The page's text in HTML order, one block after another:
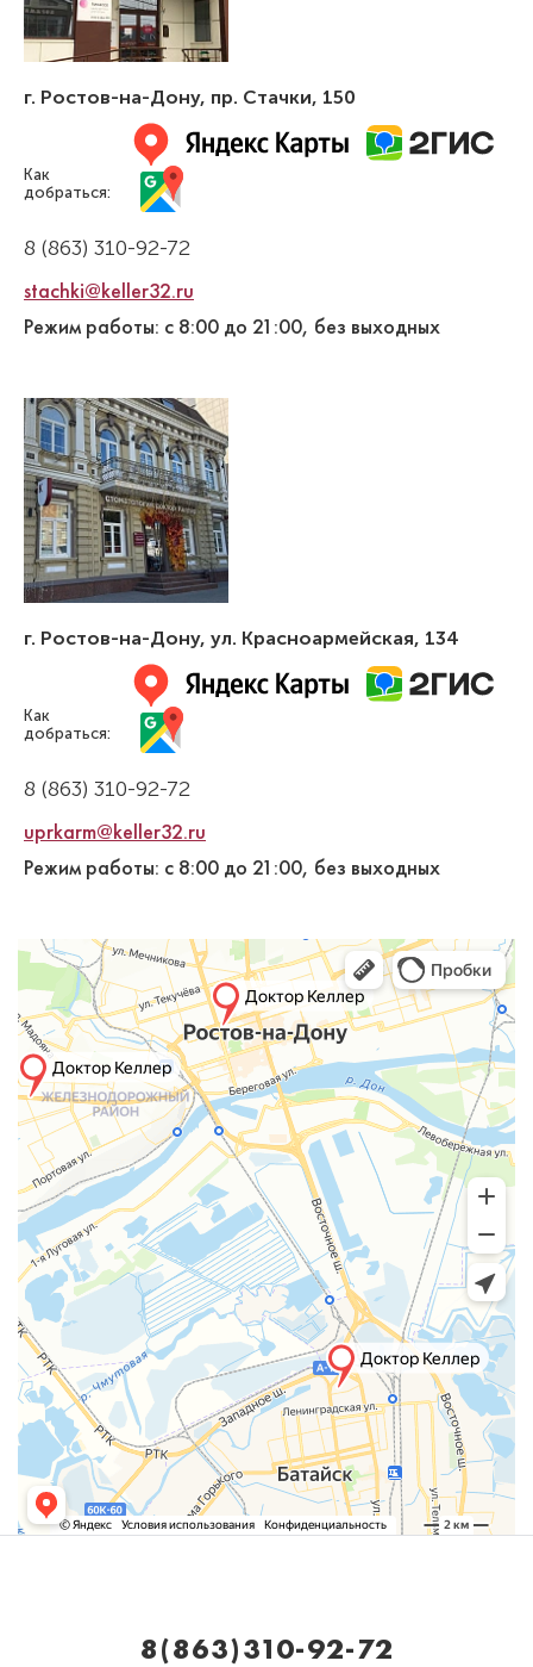
г. Ростов-на-Дону, пр. Стачки, 150
Как
добраться:
8 (863) 310-92-72
stachki@keller32.ru
Режим работы: с 8:00 до 21:00, без выходных
г. Ростов-на-Дону, ул. Красноармейская, 134
Как
добраться:
8 (863) 310-92-72
uprkarm@keller32.ru
Режим работы: с 8:00 до 21:00, без выходных
8(863)310-92-72